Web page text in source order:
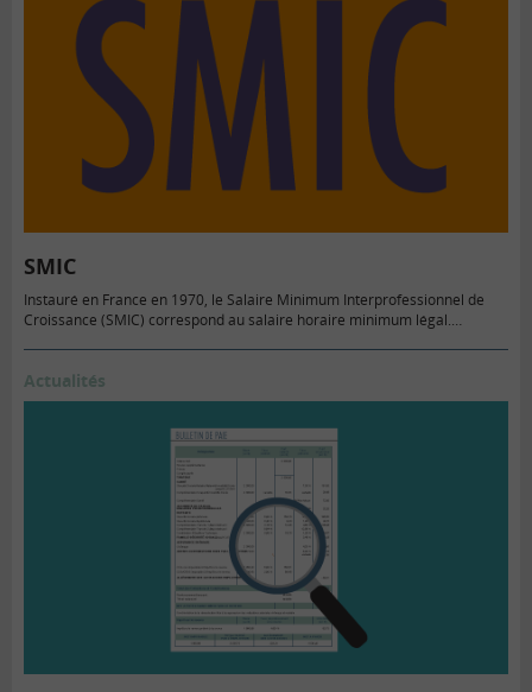
SMIC
Instauré en France en 1970, le Salaire Minimum Interprofessionnel de
Croissance (SMIC) correspond au salaire horaire minimum légal.…
Actualités